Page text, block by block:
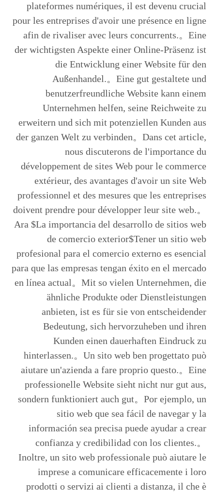
plateformes numériques, il est devenu crucial
pour les entreprises d'avoir une présence en ligne
afin de rivaliser avec leurs concurrents.。Eine
der wichtigsten Aspekte einer Online-Präsenz ist
die Entwicklung einer Website für den
Außenhandel.。Eine gut gestaltete und
benutzerfreundliche Website kann einem
Unternehmen helfen, seine Reichweite zu
erweitern und sich mit potenziellen Kunden aus
der ganzen Welt zu verbinden。Dans cet article,
nous discuterons de l'importance du
développement de sites Web pour le commerce
extérieur, des avantages d'avoir un site Web
professionnel et des mesures que les entreprises
doivent prendre pour développer leur site web.。
Ara $La importancia del desarrollo de sitios web
de comercio exterior$Tener un sitio web
profesional para el comercio externo es esencial
para que las empresas tengan éxito en el mercado
en línea actual。Mit so vielen Unternehmen, die
ähnliche Produkte oder Dienstleistungen
anbieten, ist es für sie von entscheidender
Bedeutung, sich hervorzuheben und ihren
Kunden einen dauerhaften Eindruck zu
hinterlassen.。Un sito web ben progettato può
aiutare un'azienda a fare proprio questo.。Eine
professionelle Website sieht nicht nur gut aus,
sondern funktioniert auch gut。Por ejemplo, un
sitio web que sea fácil de navegar y la
información sea precisa puede ayudar a crear
confianza y credibilidad con los clientes.。
Inoltre, un sito web professionale può aiutare le
imprese a comunicare efficacemente i loro
prodotti o servizi ai clienti a distanza, il che è